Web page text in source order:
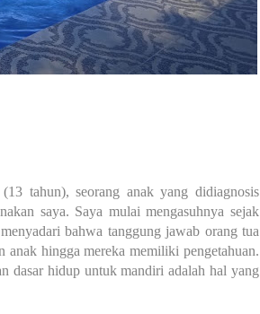
tahun), seorang anak yang didiagnosis
saya. Saya mulai mengasuhnya sejak
bahwa tanggung jawab orang tua
anak hingga mereka memiliki pengetahuan.
dasar hidup untuk mandiri adalah hal yang